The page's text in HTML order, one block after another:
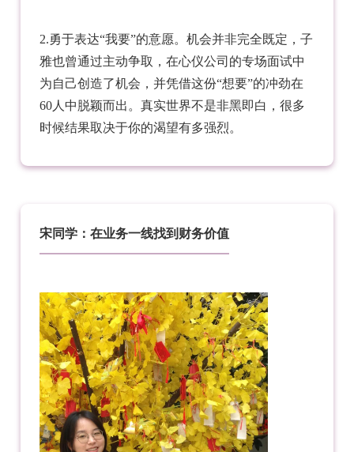
2.勇于表达“我要”的意愿。机会并非完全既定，子
雅也曾通过主动争取，在心仪公司的专场面试中
为自己创造了机会，并凭借这份“想要”的冲劲在
60人中脱颖而出。真实世界不是非黑即白，很多
时候结果取决于你的渴望有多强烈。
宋同学：在业务一线找到财务价值